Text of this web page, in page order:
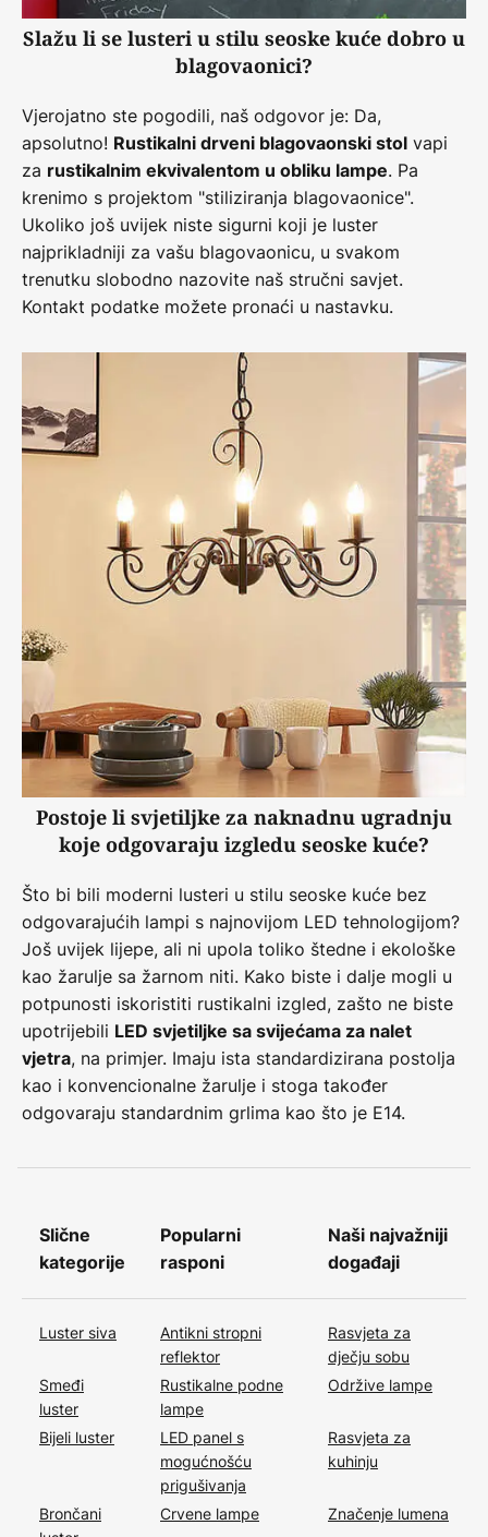
Slažu li se lusteri u stilu seoske kuće dobro u
blagovaonici?
Vjerojatno ste pogodili, naš odgovor je: Da,
apsolutno! Rustikalni drveni blagovaonski stol vapi
za rustikalnim ekvivalentom u obliku lampe. Pa
krenimo s projektom "stiliziranja blagovaonice".
Ukoliko još uvijek niste sigurni koji je luster
najprikladniji za vašu blagovaonicu, u svakom
trenutku slobodno nazovite naš stručni savjet.
Kontakt podatke možete pronaći u nastavku.
Postoje li svjetiljke za naknadnu ugradnju
koje odgovaraju izgledu seoske kuće?
Što bi bili moderni lusteri u stilu seoske kuće bez
odgovarajućih lampi s najnovijom LED tehnologijom?
Još uvijek lijepe, ali ni upola toliko štedne i ekološke
kao žarulje sa žarnom niti. Kako biste i dalje mogli u
potpunosti iskoristiti rustikalni izgled, zašto ne biste
upotrijebili LED svjetiljke sa svijećama za nalet
vjetra, na primjer. Imaju ista standardizirana postolja
kao i konvencionalne žarulje i stoga također
odgovaraju standardnim grlima kao što je E14.
Slične
kategorije
Popularni
rasponi
Naši najvažniji
događaji
Luster siva
Antikni stropni
reflektor
Rasvjeta za
dječju sobu
Smeđi
luster
Rustikalne podne
lampe
Održive lampe
Bijeli luster
LED panel s
mogućnošću
prigušivanja
Rasvjeta za
kuhinju
Brončani
Crvene lampe Značenje lumena